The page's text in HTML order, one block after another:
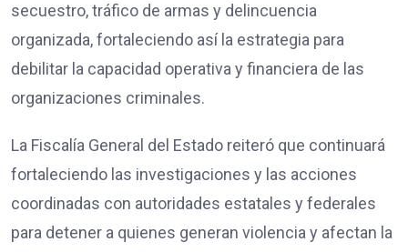
secuestro, tráfico de armas y delincuencia
organizada, fortaleciendo así la estrategia para
debilitar la capacidad operativa y financiera de las
organizaciones criminales.
La Fiscalía General del Estado reiteró que continuará
fortaleciendo las investigaciones y las acciones
coordinadas con autoridades estatales y federales
para detener a quienes generan violencia y afectan la